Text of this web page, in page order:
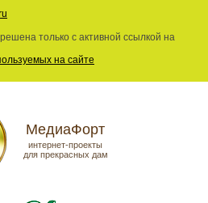
только с активной ссылкой на
на сайте
МедиаФорт
интернет-проекты
для прекрасных дам